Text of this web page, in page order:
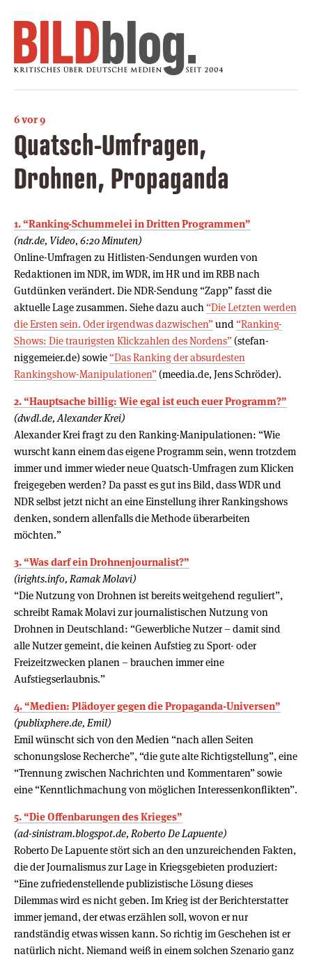
6 vor 9
Quatsch-Umfragen,
Drohnen, Propaganda
1. “Ranking-Schummelei in Dritten Programmen”
(ndr.de, Video, 6:20 Minuten)
Online-Umfragen zu Hitlisten-Sendungen wurden von
Redaktionen im NDR, im WDR, im HR und im RBB nach
Gutdünken verändert. Die NDR-Sendung “Zapp” fasst die
aktuelle Lage zusammen. Siehe dazu auch “Die Letzten werden
die Ersten sein. Oder irgendwas dazwischen”und “Ranking-
Shows: Die traurigsten Klickzahlen des Nordens” (stefan-
niggemeier.de) sowie “Das Ranking der absurdesten
Rankingshow-Manipulationen” (meedia.de, Jens Schröder).
2. “Hauptsache billig: Wie egal ist euch euer Programm?”
(dwdl.de, Alexander Krei)
Alexander Krei fragt zu den Ranking-Manipulationen: “Wie
wurscht kann einem das eigene Programm sein, wenn trotzdem
immer und immer wieder neue Quatsch-Umfragen zum Klicken
freigegeben werden? Da passt es gut ins Bild, dass WDR und
NDR selbst jetzt nicht an eine Einstellung ihrer Rankingshows
denken, sondern allenfalls die Methode überarbeiten
möchten.”
3. “Was darf ein Drohnenjournalist?”
(irights.info, Ramak Molavi)
“Die Nutzung von Drohnen ist bereits weitgehend reguliert”,
schreibt Ramak Molavi zur journalistischen Nutzung von
Drohnen in Deutschland: “Gewerbliche Nutzer – damit sind
alle Nutzer gemeint, die keinen Aufstieg zu Sport- oder
Freizeitzwecken planen – brauchen immer eine
Aufstiegserlaubnis.”
4. “Medien: Plädoyer gegen die Propaganda-Universen”
(publixphere.de, Emil)
Emil wünscht sich von den Medien “nach allen Seiten
schonungslose Recherche”, “die gute alte Richtigstellung”, eine
“Trennung zwischen Nachrichten und Kommentaren” sowie
eine “Kenntlichmachung von möglichen Interessenkonflikten”.
5. “Die Offenbarungen des Krieges”
(ad-sinistram.blogspot.de, Roberto De Lapuente)
Roberto De Lapuente stört sich an den unzureichenden Fakten,
die der Journalismus zur Lage in Kriegsgebieten produziert:
“Eine zufriedenstellende publizistische Lösung dieses
Dilemmas wird es nicht geben. Im Krieg ist der Berichterstatter
immer jemand, der etwas erzählen soll, wovon er nur
randständig etwas wissen kann. So richtig im Geschehen ist er
natürlich nicht. Niemand weiß in einem solchen Szenario ganz